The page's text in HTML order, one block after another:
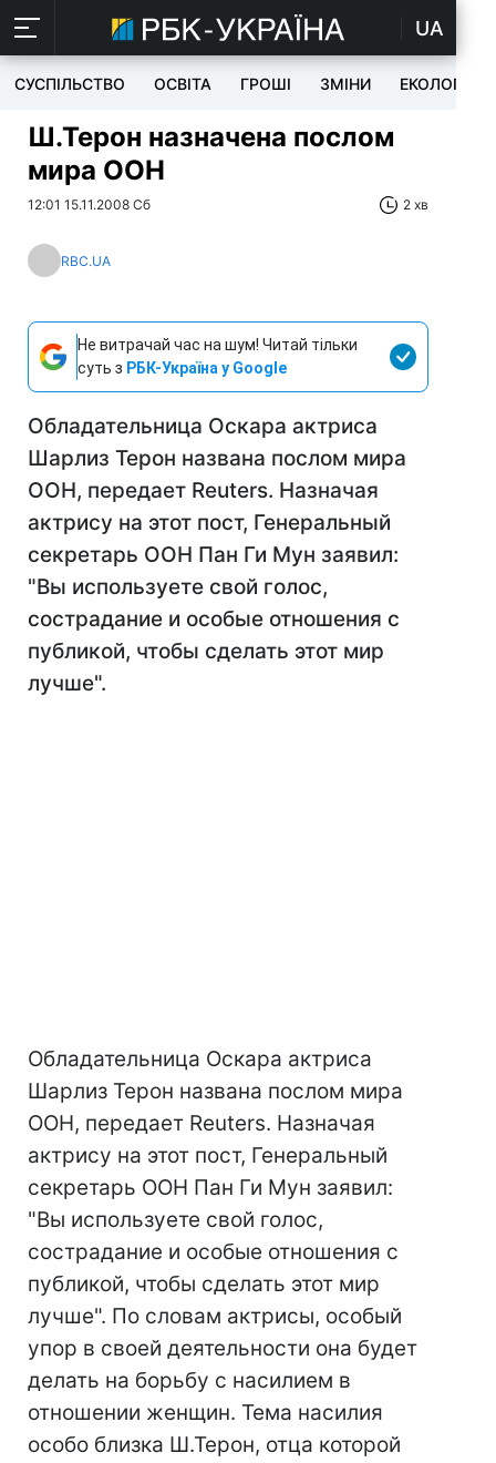
UA
СУСПІЛЬСТВО ОСВІТА ГРОШІ ЗМІНИ ЕКОЛОГІЯ
Ш.Терон назначена послом
мира ООН
12:01 15.11.2008 Сб 2 хв
RBC.UA
Не витрачай час на шум! Читай тільки
суть з РБК-Україна у Google
Обладательница Оскара актриса
Шарлиз Терон названа послом мира
ООН, передает Reuters. Назначая
актрису на этот пост, Генеральный
секретарь ООН Пан Ги Мун заявил:
"Вы используете свой голос,
сострадание и особые отношения с
публикой, чтобы сделать этот мир
лучше".
Обладательница Оскара актриса
Шарлиз Терон названа послом мира
ООН, передает Reuters. Назначая
актрису на этот пост, Генеральный
секретарь ООН Пан Ги Мун заявил:
"Вы используете свой голос,
сострадание и особые отношения с
публикой, чтобы сделать этот мир
лучше". По словам актрисы, особый
упор в своей деятельности она будет
делать на борьбу с насилием в
отношении женщин. Тема насилия
особо близка Ш.Терон, отца которой